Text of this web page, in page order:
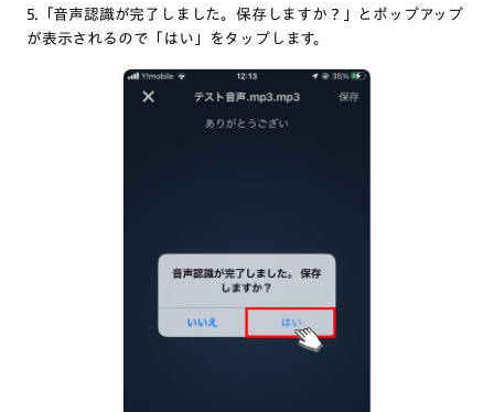
5.「音声認識が完了しました。保存しますか？」とポップアップ
が表示されるので「はい」をタップします。